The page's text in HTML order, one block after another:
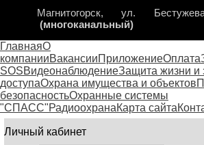
Магнитогорск, ул.
(многоканальный)
ГлавнаяО
компанииВакансииПриложениеОплата
SOSВидеонаблюдениеЗащита жизни и
доступаОхрана имущества и объектов
безопасностьОхранные системы
"СПАСС"РадиоохранаКарта сайта
Личный кабинет